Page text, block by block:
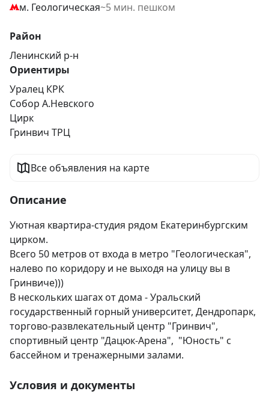
м. Геологическая~5 мин. пешком
Район
Ленинский р-н
Ориентиры
Уралец КРК
Собор А.Невского
Цирк
Гринвич ТРЦ
Все объявления на карте
Описание
Уютная квартира-студия рядом Екатеринбургским
цирком.
Всего 50 метров от входа в метро "Геологическая",
налево по коридору и не выходя на улицу вы в
Гринвиче)))
В нескольких шагах от дома - Уральский
государственный горный университет, Дендропарк,
торгово-развлекательный центр "Гринвич",
спортивный центр "Дацюк-Арена",  "Юность" с
бассейном и тренажерными залами.
Условия и документы